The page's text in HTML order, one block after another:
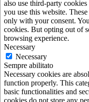
also use third-party
you use this website.
only with your consent.
cookies. But opting out of
browsing experience.
Necessary
Necessary
Sempre abilitato
Necessary cookies are
function properly. This
basic functionalities and